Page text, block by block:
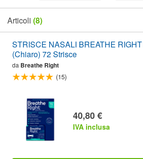
Articoli (8)
STRISCE NASALI BREATHE
(Chiaro) 72 Strisce
da Breathe Right
(15)
40,80 €
IVA inclusa